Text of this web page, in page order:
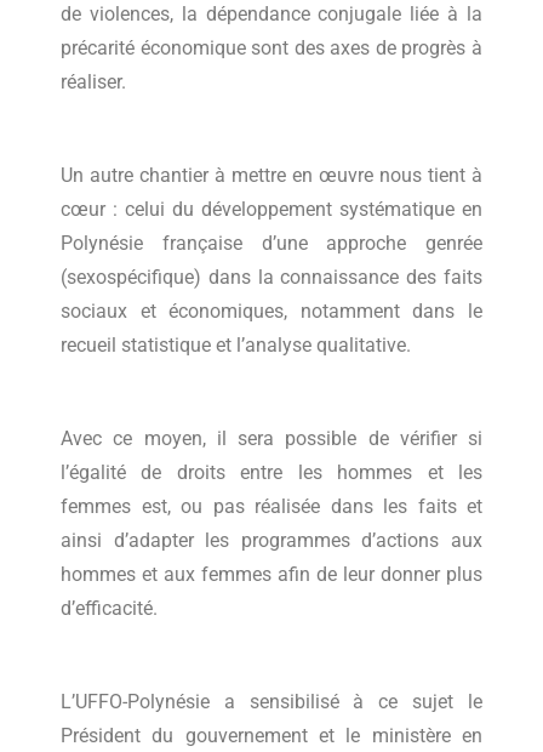
de violences, la dépendance conjugale liée à la
précarité économique sont des axes de progrès à
réaliser.
Un autre chantier à mettre en œuvre nous tient à
cœur : celui du développement systématique en
Polynésie française d’une approche genrée
(sexospécifique) dans la connaissance des faits
sociaux et économiques, notamment dans le
recueil statistique et l’analyse qualitative.
Avec ce moyen, il sera possible de vérifier si
l’égalité de droits entre les hommes et les
femmes est, ou pas réalisée dans les faits et
ainsi d’adapter les programmes d’actions aux
hommes et aux femmes afin de leur donner plus
d’efficacité.
L’UFFO-Polynésie a sensibilisé à ce sujet le
Président du gouvernement et le ministère en